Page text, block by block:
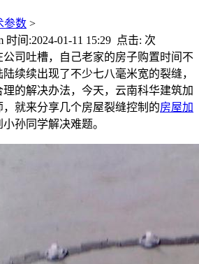
参数 >
时间:2024-01-11 15:29 点击: 次
司吐槽，自己老家的房子购置时间不
续续出现了不少七八毫米宽的裂缝，
的解决办法，今天，云南科华建筑加
就来分享几个房屋裂缝控制的房屋加
孙同学解决难题。